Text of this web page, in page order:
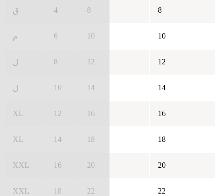
ق 4 8 8
م 6 10 10
ل 8 12 12
ل 10 14 14
XL 12 16 16
XL 14 18 18
XXL 16 20 20
XXL 18 22 22